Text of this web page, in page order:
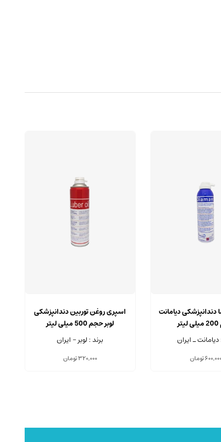
دیامانت
دیامانت ـ ایران
تومان
اسپری روغن توربین دندانپزشکی
لوبر حجم 500 میلی لیتر
برند : لوبر - ایران
320,000تومان